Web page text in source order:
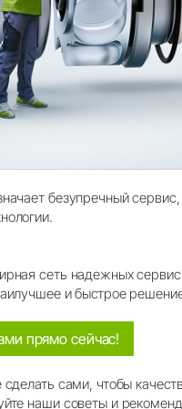
Обзор системы
безупречный
сеть надежных
и быстрое
прямо сейчас!
сами, чтобы
наши советы и